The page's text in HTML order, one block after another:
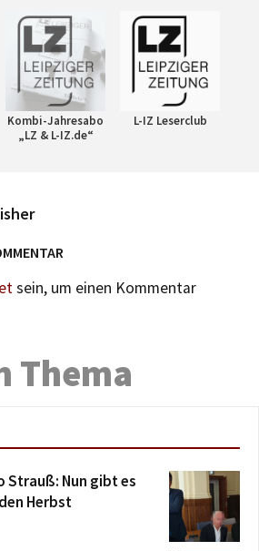
Kombi-Jahresabo
„LZ & L-IZ.de“
L-IZ Leserclub
sein, um einen Kommentar
Thema
Strauß: Nun gibt es
Herbst